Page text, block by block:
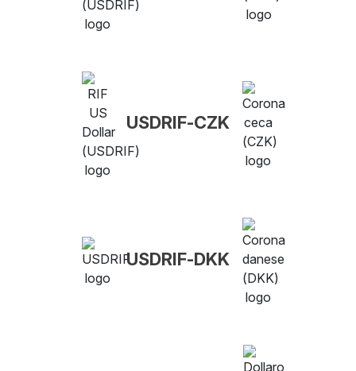
USDRIF-CZK
USDRIF-DKK